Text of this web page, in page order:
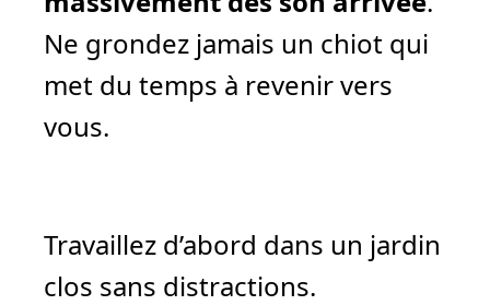
Ne grondez jamais un chiot qui
met du temps à revenir vers
vous.
Travaillez d’abord dans un jardin
clos sans distractions.